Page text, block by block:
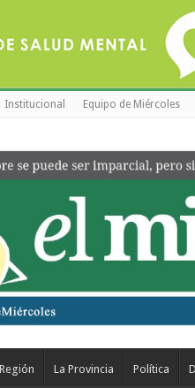
Institucional Equipo de Miércoles
La Provincia Política